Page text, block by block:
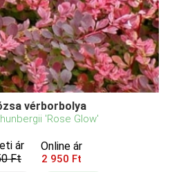
vérborbolya
'Rose Glow'
ár
Ft
Online ár
2 950 Ft